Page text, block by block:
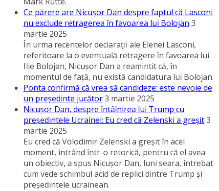
Ce părere are Nicuşor Dan despre faptul că Lasconi
nu exclude retragerea în favoarea lui Bolojan 3
martie 2025
În urma recentelor declaraţii ale Elenei Lasconi,
referitoare la o eventuală retragere în favoarea lui
Ilie Bolojan, Nicuşor Dan a reamintit că, în
momentul de faţă, nu există candidatura lui Bolojan.
Ponta confirmă că vrea să candideze: este nevoie de
un preşedinte jucător3 martie 2025
Nicuşor Dan, despre întâlnirea lui Trump cu
preşedintele Ucrainei: Eu cred că Zelenski a greşit3
martie 2025
Eu cred că Volodimir Zelenski a greşit în acel
moment, intrând într-o retorică, pentru că el avea
un obiectiv, a spus Nicuşor Dan, luni seara, întrebat
cum vede schimbul acid de replici dintre Trump şi
preşedintele ucrainean.